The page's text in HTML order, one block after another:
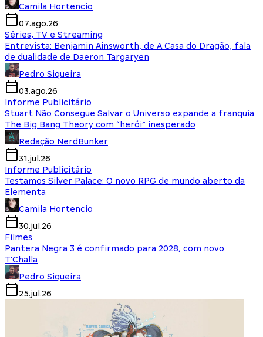
Camila Hortencio
07.ago.26
Séries, TV e Streaming
Entrevista: Benjamin Ainsworth, de A Casa do Dragão, fala
de dualidade de Daeron Targaryen
Pedro Siqueira
03.ago.26
Informe Publicitário
Stuart Não Consegue Salvar o Universo expande a franquia
The Big Bang Theory com “herói” inesperado
Redação NerdBunker
31.jul.26
Informe Publicitário
Testamos Silver Palace: O novo RPG de mundo aberto da
Elementa
Camila Hortencio
30.jul.26
Filmes
Pantera Negra 3 é confirmado para 2028, com novo
T'Challa
Pedro Siqueira
25.jul.26